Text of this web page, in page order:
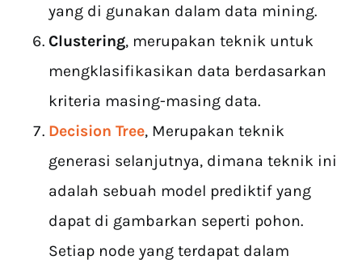
yang di gunakan dalam data mining.
Clustering, merupakan teknik untuk
mengklasifikasikan data berdasarkan
kriteria masing-masing data.
Decision Tree, Merupakan teknik
generasi selanjutnya, dimana teknik ini
adalah sebuah model prediktif yang
dapat di gambarkan seperti pohon.
Setiap node yang terdapat dalam